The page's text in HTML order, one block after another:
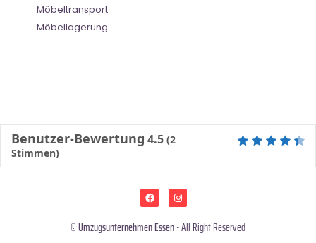
Möbeltransport
Möbellagerung
Benutzer-Bewertung 4.5 (2
Stimmen)
©Umzugsunternehmen Essen- All Right Reserved